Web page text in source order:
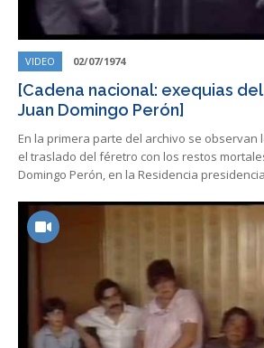
VIDEO 02/07/1974
[Cadena nacional: exequias
Juan Domingo Perón]
En la primera parte del archivo se
el traslado del féretro con los restos
Domingo Perón, en la Residencia